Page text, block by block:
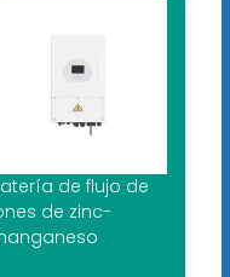
de flujo de
de zinc-